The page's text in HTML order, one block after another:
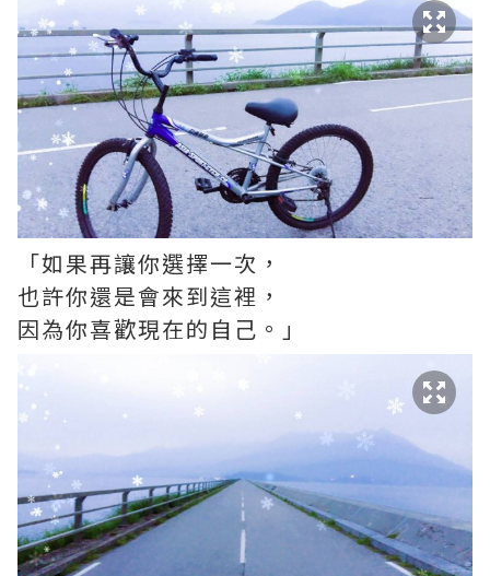
「如果再讓你選擇一次，
也許你還是會來到這裡，
因為你喜歡現在的自己。」